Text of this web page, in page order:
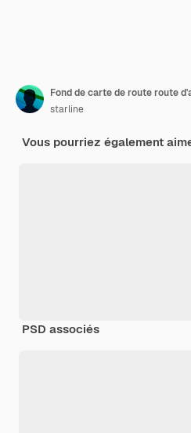
Fond de carte de route route
starline
Vous pourriez également
PSD associés